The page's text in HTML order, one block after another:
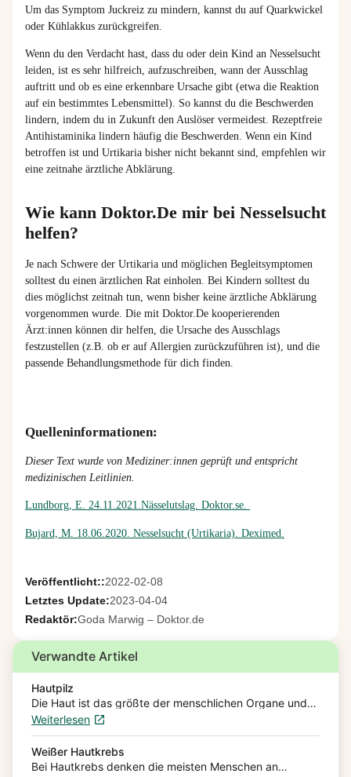
Um das Symptom Juckreiz zu mindern, kannst du auf Quarkwickel
oder Kühlakkus zurückgreifen.
Wenn du den Verdacht hast, dass du oder dein Kind an Nesselsucht
leiden, ist es sehr hilfreich, aufzuschreiben, wann der Ausschlag
auftritt und ob es eine erkennbare Ursache gibt (etwa die Reaktion
auf ein bestimmtes Lebensmittel). So kannst du die Beschwerden
lindern, indem du in Zukunft den Auslöser vermeidest. Rezeptfreie
Antihistaminika lindern häufig die Beschwerden. Wenn ein Kind
betroffen ist und Urtikaria bisher nicht bekannt sind, empfehlen wir
eine zeitnahe ärztliche Abklärung.
Wie kann Doktor.De mir bei Nesselsucht
helfen?
Je nach Schwere der Urtikaria und möglichen Begleitsymptomen
solltest du einen ärztlichen Rat einholen. Bei Kindern solltest du
dies möglichst zeitnah tun, wenn bisher keine ärztliche Abklärung
vorgenommen wurde. Die mit Doktor.De kooperierenden
Ärzt:innen können dir helfen, die Ursache des Ausschlags
festzustellen (z.B. ob er auf Allergien zurückzuführen ist), und die
passende Behandlungsmethode für dich finden.
Quelleninformationen:
Dieser Text wurde von Mediziner:innen geprüft und entspricht
medizinischen Leitlinien.
Lundborg, E. 24.11.2021.Nässelutslag. Doktor.se.
Bujard, M. 18.06.2020. Nesselsucht (Urtikaria). Deximed.
Veröffentlicht::2022-02-08
Letztes Update:2023-04-04
Redaktör:Goda Marwig – Doktor.de
Verwandte Artikel
Hautpilz
Die Haut ist das größte der menschlichen Organe und
kann von verschiedenen Pilzerkrankungen betroffen
sein. Hautpilze (Dermatomykose) sind dabei der
Überbegriff von verschiedenen Pilzarten, die…
Weiterlesen
Weißer Hautkrebs
Bei Hautkrebs denken die meisten Menschen an